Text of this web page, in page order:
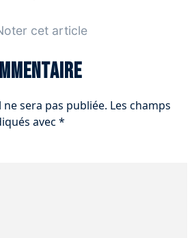
cet article
sera pas publiée. Les champs
avec *